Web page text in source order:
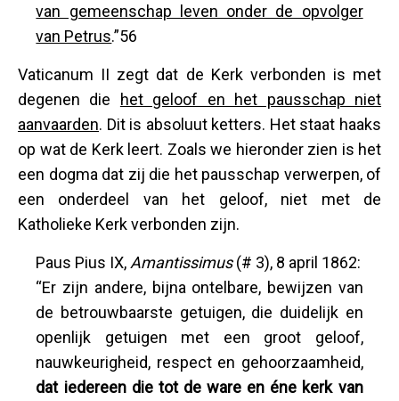
van gemeenschap leven onder de opvolger
van Petrus.”56
Vaticanum II zegt dat de Kerk verbonden is met
degenen die het geloof en het pausschap niet
aanvaarden. Dit is absoluut ketters. Het staat haaks
op wat de Kerk leert. Zoals we hieronder zien is het
een dogma dat zij die het pausschap verwerpen, of
een onderdeel van het geloof, niet met de
Katholieke Kerk verbonden zijn.
Paus Pius IX, Amantissimus(# 3), 8 april 1862:
“Er zijn andere, bijna ontelbare, bewijzen van
de betrouwbaarste getuigen, die duidelijk en
openlijk getuigen met een groot geloof,
nauwkeurigheid, respect en gehoorzaamheid,
dat iedereen die tot de ware en éne kerk van